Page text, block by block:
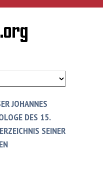
JOHANNES
DES 15.
SEINER